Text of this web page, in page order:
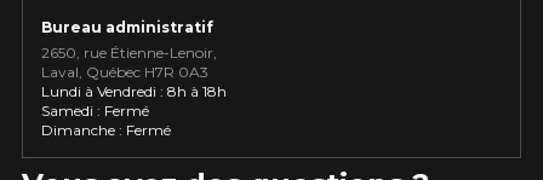
CODE PROMOKUMHO12
DE 4 PNEUS DE MARQUE
Bureau administratif
2650, rue Étienne⁠-⁠Lenoir,
Laval, Québec H7R 0A3
Lundi à Vendredi : 8h à 18h
Samedi : Fermé
Dimanche : Fermé